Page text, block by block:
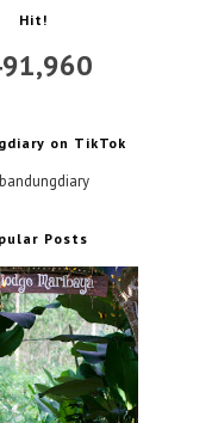
Hit!
on TikTok
Posts